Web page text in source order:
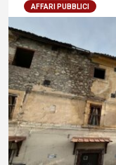
AFFARI PUBBLICI